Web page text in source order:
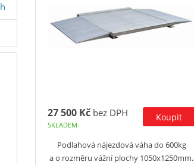
27 500 Kč bez DPH
SKLADEM
Podlahová nájezdová váha do 600kg
a o rozměru vážní plochy 1050x1250mm.